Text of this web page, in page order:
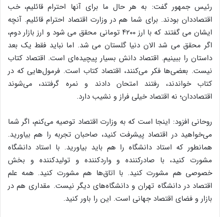
رئیس جمهور گفت: به هر حال ما برای آنها احترام قائلیم، خب
اقتصاددان بودند. برای شما هم در وزارت اقتصاد احترام قائلیم. آنچه
ایشان می گفتند که با ارز ۴۲۰۰ تومانی محقق می شود و ارز بازار دوم،
اگر محقق می شد الان دنیا گلستان می شد. اما نباید فقط یک بعد
داستان را ببینیم. اقتصاد دانش بسیار پیچیده‌ای است. اقتصاد کتاب
نیست. بعضی‌ها فکر می‌کنند، اقتصاد کتاب است. فرمول‌هایی که در
کتاب خواندند، رفتند امتحان دادند و نمره گرفتند، می‌شوند
اقتصاددان؛ نه اقتصاد خیلی فراز و نشیب دارد.
روحانی افزود: اینجا است که به وزارت اقتصاد توصیه می‌کنم، اگر شما
می‌خواهید در اقتصاد پیشرفت کنید، صاحبان تجربه را هم بیاورید.
همانطور که استاد دانشگاه را هم باید بیاورید. با استاد دانشگاه
مشورت کنید، با صادرکننده و واردکننده و تولیدکننده و بخش
خصوصی هم مشورت کنید. با اتاق‌ها هم مشورت کنید. همه علم
اقتصاد در دانشگاه تهران و دانشگاه‌های دیگر نیست. مقداری هم در
بازار و فضای اقتصاد جهانی است. این را باور کنید.